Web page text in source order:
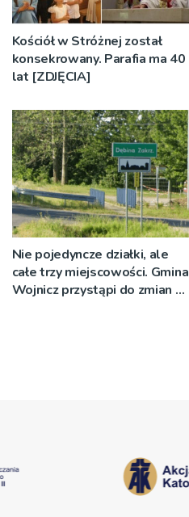
Kościół w Stróżnej został
konsekrowany. Parafia ma 40
lat [ZDJĘCIA]
Nie pojedyncze działki, ale
całe trzy miejscowości. Gmina
Wojnicz przystąpi do zmian w